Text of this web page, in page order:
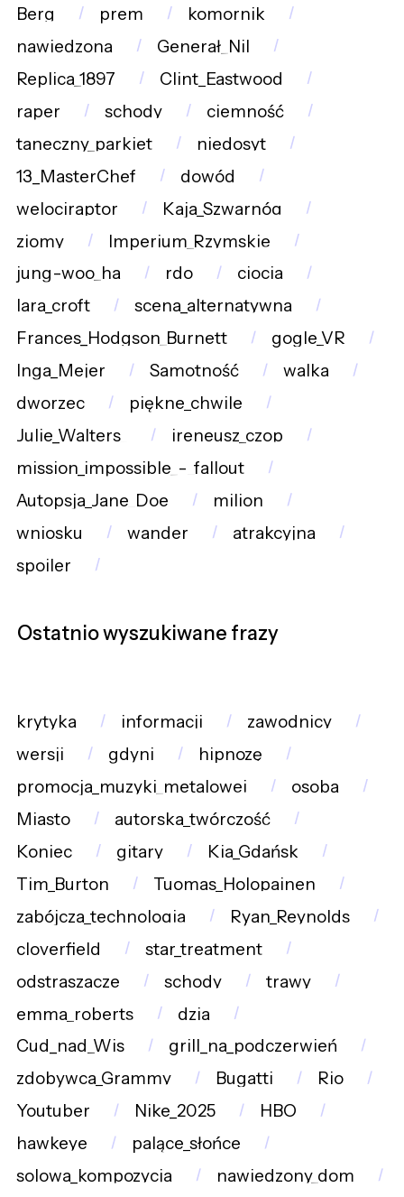
Berg
prem
komornik
nawiedzona
Generał_Nil
Replica_1897
Clint_Eastwood
raper
schody
ciemność
taneczny_parkiet
niedosyt
13_MasterChef
dowód
welociraptor
Kaja_Szwarnóg
ziomy
Imperium_Rzymskie
jung-woo_ha
rdo
ciocia
lara_croft
scena_alternatywna
Frances_Hodgson_Burnett
gogle_VR
Inga_Mejer
Samotność
walka
dworzec
piękne_chwile
Julie_Walters_
ireneusz_czop
mission_impossible_-_fallout
Autopsja_Jane_Doe
milion
wniosku
wander
atrakcyjna
spoiler
Ostatnio wyszukiwane frazy
krytyka informacji
zawodnicy
wersji
gdyni
hipnozę
promocja_muzyki_metalowej
osoba
Miasto
autorska_twórczość
Koniec
gitary
Kia_Gdańsk
Tim_Burton
Tuomas_Holopainen
zabójcza_technologia
Ryan_Reynolds
cloverfield
star_treatment
odstraszacze
schody
trawy
emma_roberts
dzia
Cud_nad_Wis
grill_na_podczerwień
zdobywca_Grammy
Bugatti
Rio
Youtuber
Nike_2025
HBO
hawkeye
palące_słońce
solowa_kompozycja
nawiedzony_dom